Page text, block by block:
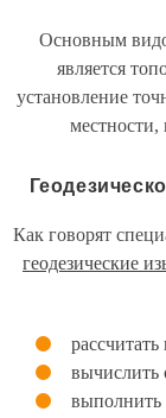
Основным
является
установление
местности,
Как говорят
геодезические
рассчитать
вычислить
выполнить